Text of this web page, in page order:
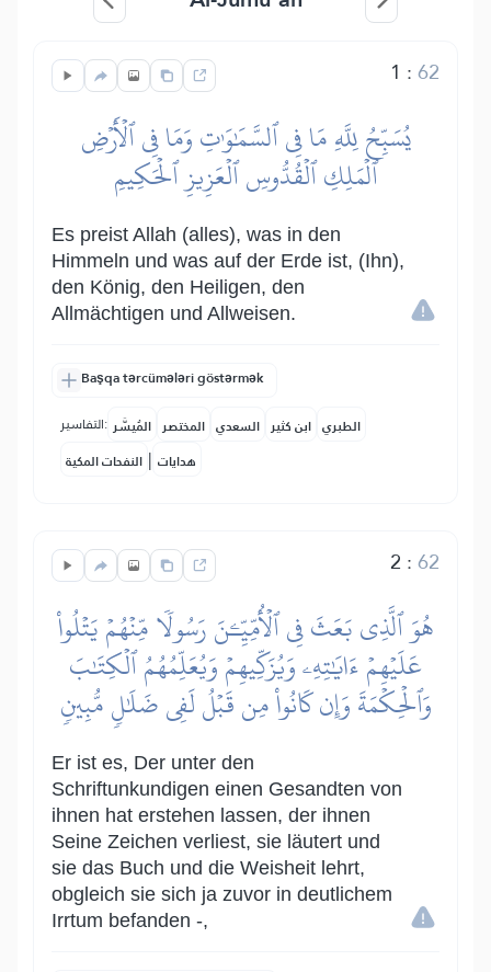
1 :62
يُسَبِّحُ لِلَّهِ مَا فِي ٱلسَّمَٰوَٰتِ وَمَا فِي ٱلۡأَرۡضِ
ٱلۡمَلِكِ ٱلۡقُدُّوسِ ٱلۡعَزِيزِ ٱلۡحَكِيمِ
Es preist Allah (alles), was in den
Himmeln und was auf der Erde ist, (Ihn),
den König, den Heiligen, den
Allmächtigen und Allweisen.
Başqa tərcümələri göstərmək
التفاسير: المُيسَّر المختصر السعدي ابن كثير الطبري
النفحات المكية | هدايات
2 :62
هُوَ ٱلَّذِي بَعَثَ فِي ٱلۡأُمِّيِّـۧنَ رَسُولٗا مِّنۡهُمۡ يَتۡلُواْ
عَلَيۡهِمۡ ءَايَٰتِهِۦ وَيُزَكِّيهِمۡ وَيُعَلِّمُهُمُ ٱلۡكِتَٰبَ
وَٱلۡحِكۡمَةَ وَإِن كَانُواْ مِن قَبۡلُ لَفِي ضَلَٰلٖ مُّبِينٖ
Er ist es, Der unter den
Schriftunkundigen einen Gesandten von
ihnen hat erstehen lassen, der ihnen
Seine Zeichen verliest, sie läutert und
sie das Buch und die Weisheit lehrt,
obgleich sie sich ja zuvor in deutlichem
Irrtum befanden -,